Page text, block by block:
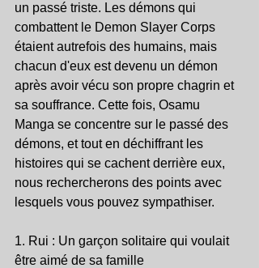
un passé triste. Les démons qui
combattent le Demon Slayer Corps
étaient autrefois des humains, mais
chacun d'eux est devenu un démon
après avoir vécu son propre chagrin et
sa souffrance. Cette fois, Osamu
Manga se concentre sur le passé des
démons, et tout en déchiffrant les
histoires qui se cachent derrière eux,
nous rechercherons des points avec
lesquels vous pouvez sympathiser.
1. Rui : Un garçon solitaire qui voulait
être aimé de sa famille